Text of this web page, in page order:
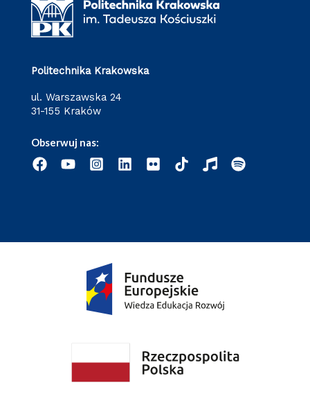
Politechnika Krakowska
ul. Warszawska 24
31-155 Kraków
Obserwuj nas: